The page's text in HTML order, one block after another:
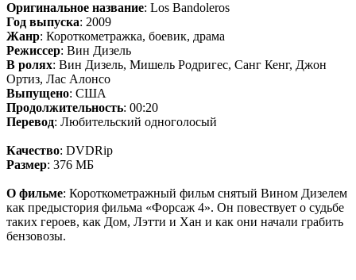
Оригинальное название: Los Bandoleros
Год выпуска: 2009
Жанр: Короткометражка, боевик, драма
Режиссер: Вин Дизель
В ролях: Вин Дизель, Мишель Родригес, Санг Кенг, Джон
Ортиз, Лас Алонсо
Выпущено: США
Продолжительность: 00:20
Перевод: Любительский одноголосый
Качество: DVDRip
Размер: 376 МБ
О фильме: Короткометражный фильм снятый Вином Дизелем
как предыстория фильма «Форсаж 4». Он повествует о судьбе
таких героев, как Дом, Лэтти и Хан и как они начали грабить
бензовозы.